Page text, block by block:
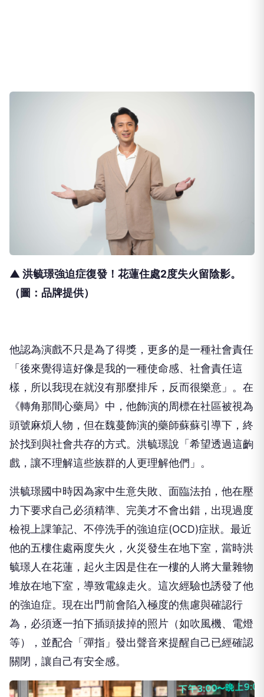
▲ 洪毓璟強迫症復發！花蓮住處2度失火留陰影。
（圖：品牌提供）
他認為演戲不只是為了得獎，更多的是一種社會責任
「後來覺得這好像是我的一種使命感、社會責任這
樣，所以我現在就沒有那麼排斥，反而很樂意」。在
《轉角那間心藥局》中，他飾演的周標在社區被視為
頭號麻煩人物，但在魏蔓飾演的藥師蘇蘇引導下，終
於找到與社會共存的方式。洪毓璟說「希望透過這齣
戲，讓不理解這些族群的人更理解他們」。
洪毓璟國中時因為家中生意失敗、面臨法拍，他在壓
力下要求自己必須精準、完美才不會出錯，出現過度
檢視上課筆記、不停洗手的強迫症(OCD)症狀。最近
他的五樓住處兩度失火，火災發生在地下室，當時洪
毓璟人在花蓮，起火主因是住在一樓的人將大量雜物
堆放在地下室，導致電線走火。這次經驗也誘發了他
的強迫症。現在出門前會陷入極度的焦慮與確認行
為，必須逐一拍下插頭拔掉的照片（如吹風機、電燈
等），並配合「彈指」發出聲音來提醒自己已經確認
關閉，讓自己有安全感。